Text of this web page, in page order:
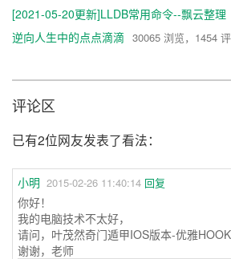
[2021-05-20更新]LLDB常用命令--飘云整理
逆向人生中的点点滴滴 30065 浏览，1454
评论区
已有2位网友发表了看法：
小明 2015-02-26 11:40:14 回复
你好！
我的电脑技术不太好，
请问，叶茂然奇门遁甲IOS版本-优雅
谢谢，老师